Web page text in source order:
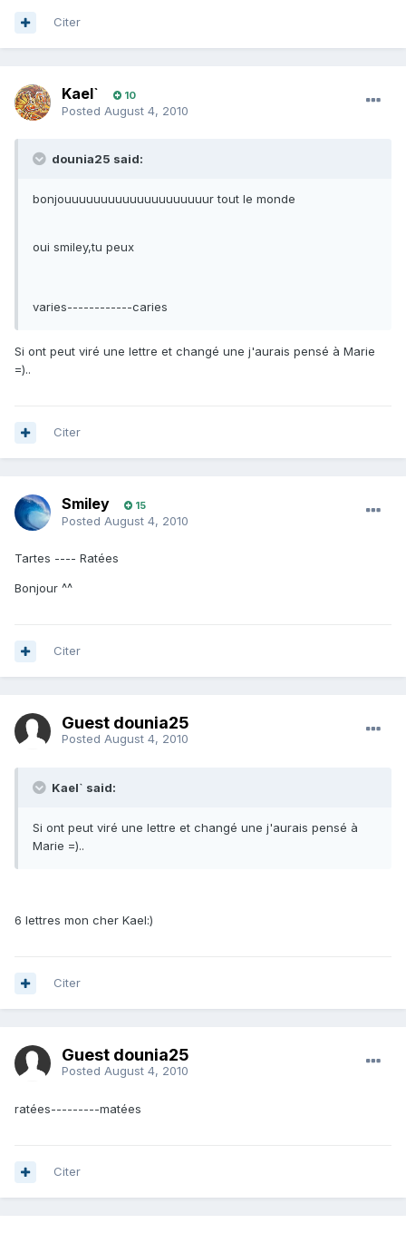
Citer
Kael` 10
Posted August 4, 2010
dounia25 said:
bonjouuuuuuuuuuuuuuuuuuuur tout le monde
oui smiley,tu peux
varies------------caries
Si ont peut viré une lettre et changé une j'aurais pensé à Marie
=)..
Citer
Smiley 15
Posted August 4, 2010
Tartes ---- Ratées
Bonjour ^^
Citer
Guest dounia25
Posted August 4, 2010
Kael` said:
Si ont peut viré une lettre et changé une j'aurais pensé à
Marie =)..
6 lettres mon cher Kael:)
Citer
Guest dounia25
Posted August 4, 2010
ratées---------matées
Citer